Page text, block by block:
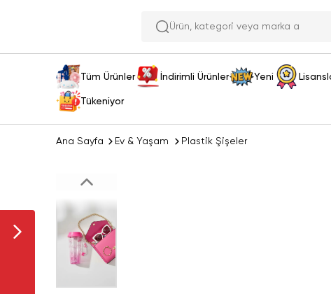
Ürün, kategori
Tüm Ürünler İndirimli Ürünler Yeni
Tükeniyor
Ana Sayfa Ev & Yaşam Plastik Şişeler